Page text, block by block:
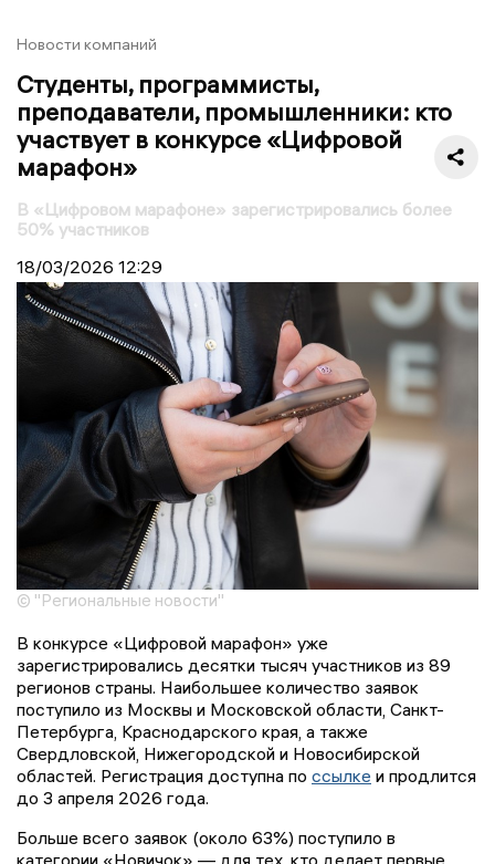
Новости компаний
Студенты, программисты,
преподаватели, промышленники: кто
участвует в конкурсе «Цифровой
марафон»
В «Цифровом марафоне» зарегистрировались более
50% участников
18/03/2026 12:29
© "Региональные новости"
В конкурсе «Цифровой марафон» уже
зарегистрировались десятки тысяч участников из 89
регионов страны. Наибольшее количество заявок
поступило из Москвы и Московской области, Санкт-
Петербурга, Краснодарского края, а также
Свердловской, Нижегородской и Новосибирской
областей. Регистрация доступна по ссылке и продлится
до 3 апреля 2026 года.
Больше всего заявок (около 63%) поступило в